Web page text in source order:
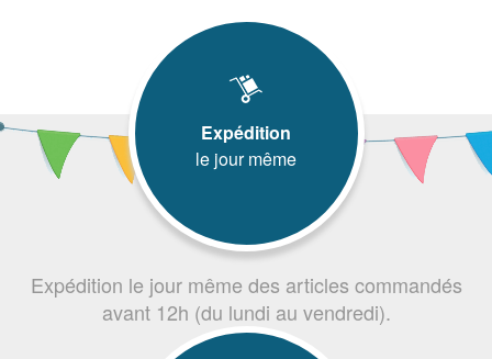
Expédition
le jour même
Expédition le jour même des articles commandés
avant 12h (du lundi au vendredi).